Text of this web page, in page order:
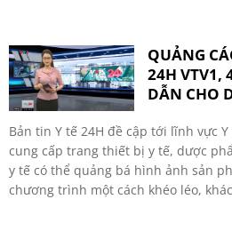
QUẢNG
24H VTV1,
DẪN CHO
Bản tin Y tế 24H đề cập tới lĩnh vực
cung cấp trang thiết bị y tế, dược
y tế có thể quảng bá hình ảnh sản
chương trình một cách khéo léo,